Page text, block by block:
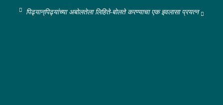
पिढ्यान्‌पिढ्यांच्या अबोलतेला लिहिते-बोलते करण्याचा एक इवलासा प्रयत्न